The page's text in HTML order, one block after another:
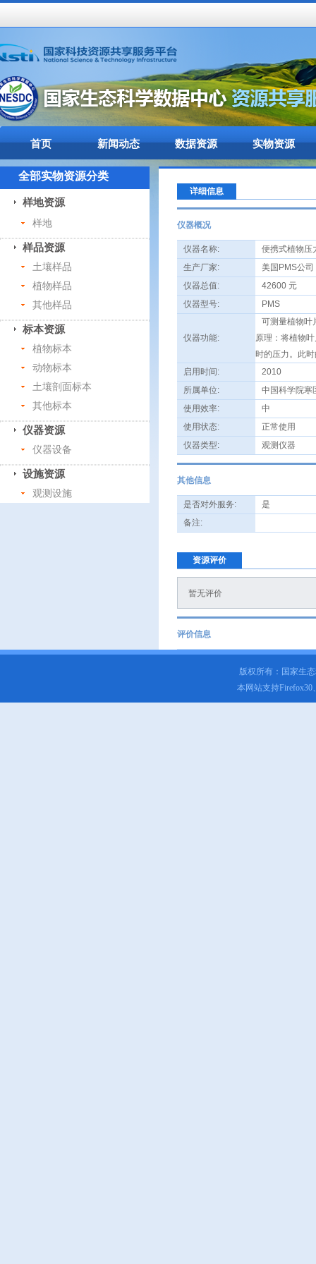
首页 新闻动态 数据资源 实物资源
全部实物资源分类
样地资源
样地
样品资源
土壤样品
植物样品
其他样品
标本资源
植物标本
动物标本
土壤剖面标本
其他标本
仪器资源
仪器设备
设施资源
观测设施
详细信息
仪器概况
仪器名称:
便携式植物压
生产厂家:
美国PMS公司
仪器总值:
42600 元
仪器型号:
PMS
仪器功能:
可测量植物叶
原理：将植物
时的压力。此
启用时间:
2010
所属单位:
中国科学院寒
使用效率:
中
使用状态:
正常使用
仪器类型:
观测仪器
其他信息
是否对外服务:
是
备注:
资源评价
暂无评价
评价信息
版权所有：国家生
本网站支持